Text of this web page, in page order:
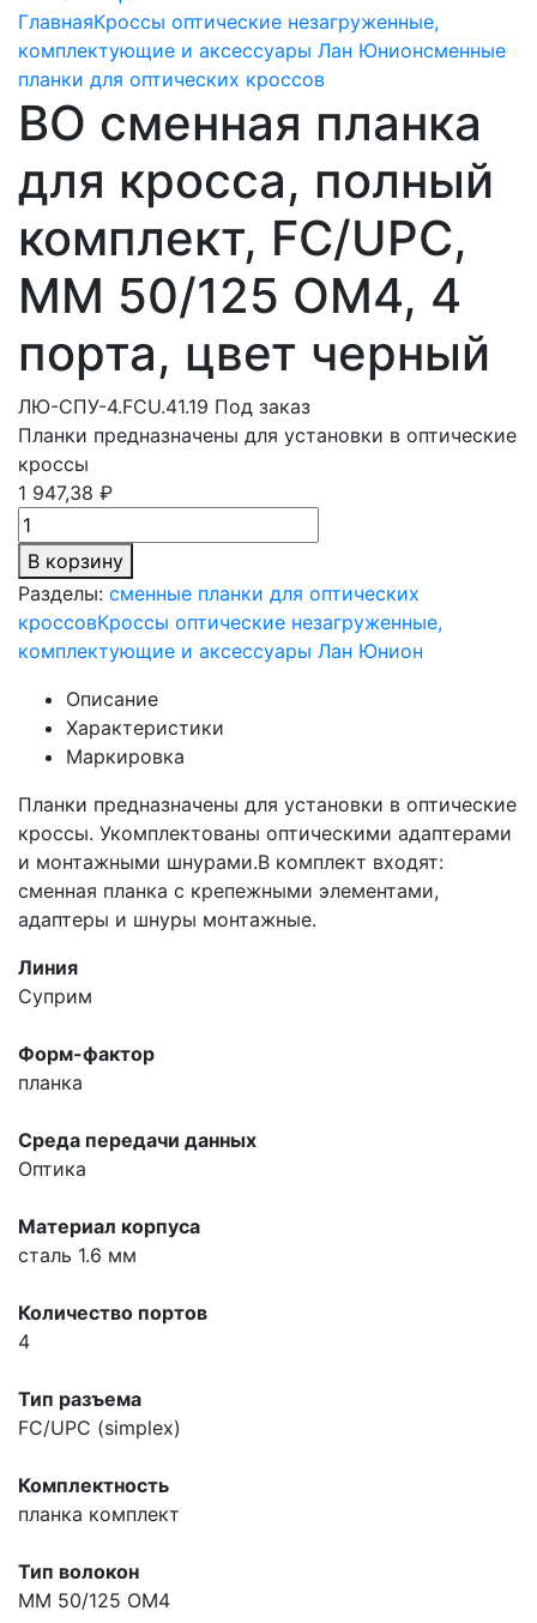
ГлавнаяКроссы оптические незагруженные,
комплектующие и аксессуары Лан Юнионсменные
планки для оптических кроссов
ВО сменная планка
для кросса, полный
комплект, FC/UPC,
MM 50/125 OM4, 4
порта, цвет черный
ЛЮ-СПУ-4.FCU.41.19 Под заказ
Планки предназначены для установки в оптические
кроссы
1 947,38 ₽
В корзину
Разделы: сменные планки для оптических
кроссовКроссы оптические незагруженные,
комплектующие и аксессуары Лан Юнион
Описание
Характеристики
Маркировка
Планки предназначены для установки в оптические
кроссы. Укомплектованы оптическими адаптерами
и монтажными шнурами.В комплект входят:
сменная планка с крепежными элементами,
адаптеры и шнуры монтажные.
Линия
Суприм
Форм-фактор
планка
Среда передачи данных
Оптика
Материал корпуса
сталь 1.6 мм
Количество портов
4
Тип разъема
FC/UPC (simplex)
Комплектность
планка комплект
Тип волокон
MM 50/125 OM4